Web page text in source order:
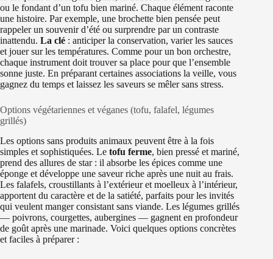
ou le fondant d’un tofu bien mariné. Chaque élément raconte
une histoire. Par exemple, une brochette bien pensée peut
rappeler un souvenir d’été ou surprendre par un contraste
inattendu. La clé : anticiper la conservation, varier les sauces
et jouer sur les températures. Comme pour un bon orchestre,
chaque instrument doit trouver sa place pour que l’ensemble
sonne juste. En préparant certaines associations la veille, vous
gagnez du temps et laissez les saveurs se mêler sans stress.
Options végétariennes et véganes (tofu, falafel, légumes
grillés)
Les options sans produits animaux peuvent être à la fois
simples et sophistiquées. Le tofu ferme, bien pressé et mariné,
prend des allures de star : il absorbe les épices comme une
éponge et développe une saveur riche après une nuit au frais.
Les falafels, croustillants à l’extérieur et moelleux à l’intérieur,
apportent du caractère et de la satiété, parfaits pour les invités
qui veulent manger consistant sans viande. Les légumes grillés
— poivrons, courgettes, aubergines — gagnent en profondeur
de goût après une marinade. Voici quelques options concrètes
et faciles à préparer :